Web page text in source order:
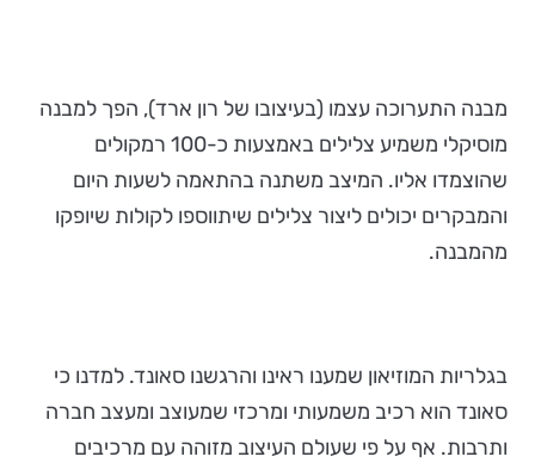
מבנה התערוכה עצמו (בעיצובו של רון ארד), הפך למבנה
מוסיקלי משמיע צלילים באמצעות כ-100 רמקולים
שהוצמדו אליו. המיצב משתנה בהתאמה לשעות היום
והמבקרים יכולים ליצור צלילים שיתווספו לקולות שיופקו
מהמבנה.
בגלריות המוזיאון שמענו ראינו והרגשנו סאונד. למדנו כי
סאונד הוא רכיב משמעותי ומרכזי שמעוצב ומעצב חברה
ותרבות. אף על פי שעולם העיצוב מזוהה עם מרכיבים